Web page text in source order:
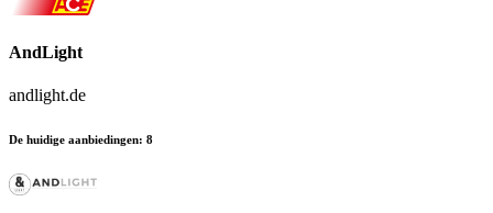
AndLight
andlight.de
De huidige aanbiedingen: 8